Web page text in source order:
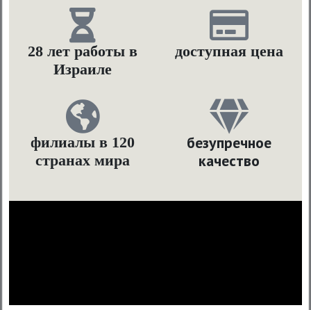
28 лет работы в
Израиле
доступная цена
филиалы в 120
странах мира
безупречное
качество